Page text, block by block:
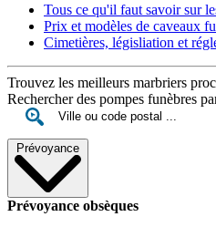
Tous ce qu'il faut savoir sur
Prix et modèles de caveaux
Cimetières, législiation et
Trouvez les meilleurs marbriers
Rechercher des pompes funèbres
Prévoyance
Prévoyance obsèques